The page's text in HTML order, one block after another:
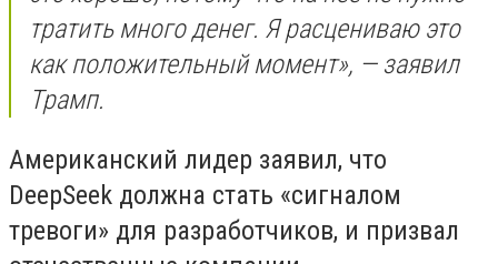
тратить много денег. Я расцениваю это
как положительный момент», — заявил
Трамп.
Американский лидер заявил, что
DeepSeek должна стать «сигналом
тревоги» для разработчиков, и призвал